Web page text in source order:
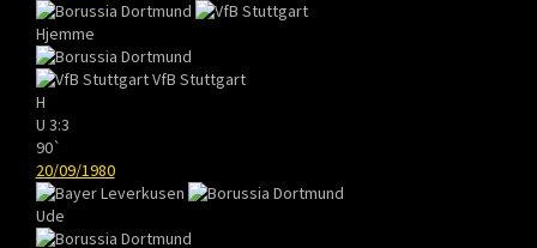
Hjemme
VfB Stuttgart
H
U 3:3
90`
20/09/1980
Ude